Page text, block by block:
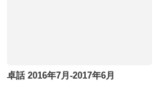
卓話 2016年7月-2017年6月